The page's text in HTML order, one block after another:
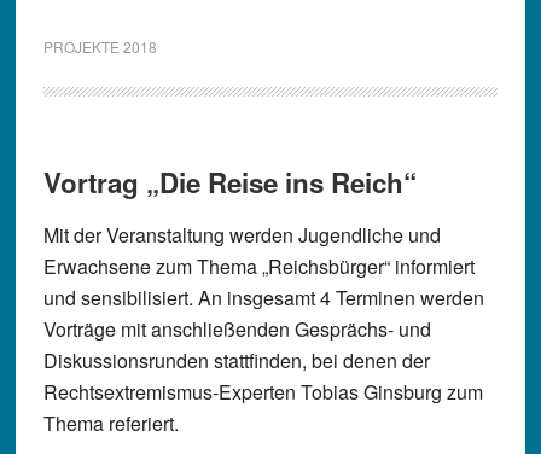
PROJEKTE 2018
Vortrag „Die Reise ins Reich“
Mit der Veranstaltung werden Jugendliche und
Erwachsene zum Thema „Reichsbürger“ informiert
und sensibilisiert. An insgesamt 4 Terminen werden
Vorträge mit anschließenden Gesprächs- und
Diskussionsrunden stattfinden, bei denen der
Rechtsextremismus-Experten Tobias Ginsburg zum
Thema referiert.